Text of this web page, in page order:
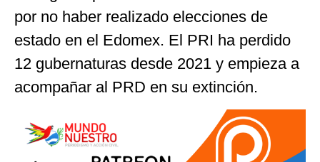
por no haber realizado elecciones de
estado en el Edomex. El PRI ha perdido
12 gubernaturas desde 2021 y empieza a
acompañar al PRD en su extinción.